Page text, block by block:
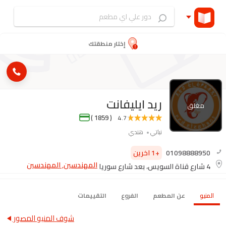
إختار منطقتك
مغلق ريد ايليفانت
4.7
( 1859 )
نباتي هندي
01098888950 +1 اخرين
4 شارع قناة السويس، بعد شارع سوريا
المهندسين, المهندسين
المنيو عن المطعم الفروع التقييمات
شوف المنيو المصور